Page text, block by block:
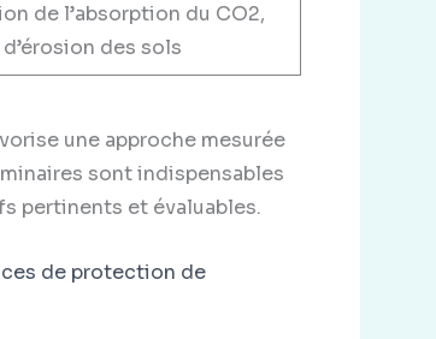
de l’absorption du CO2,
des sols
une approche mesurée
sont indispensables
pertinents et évaluables.
de protection de